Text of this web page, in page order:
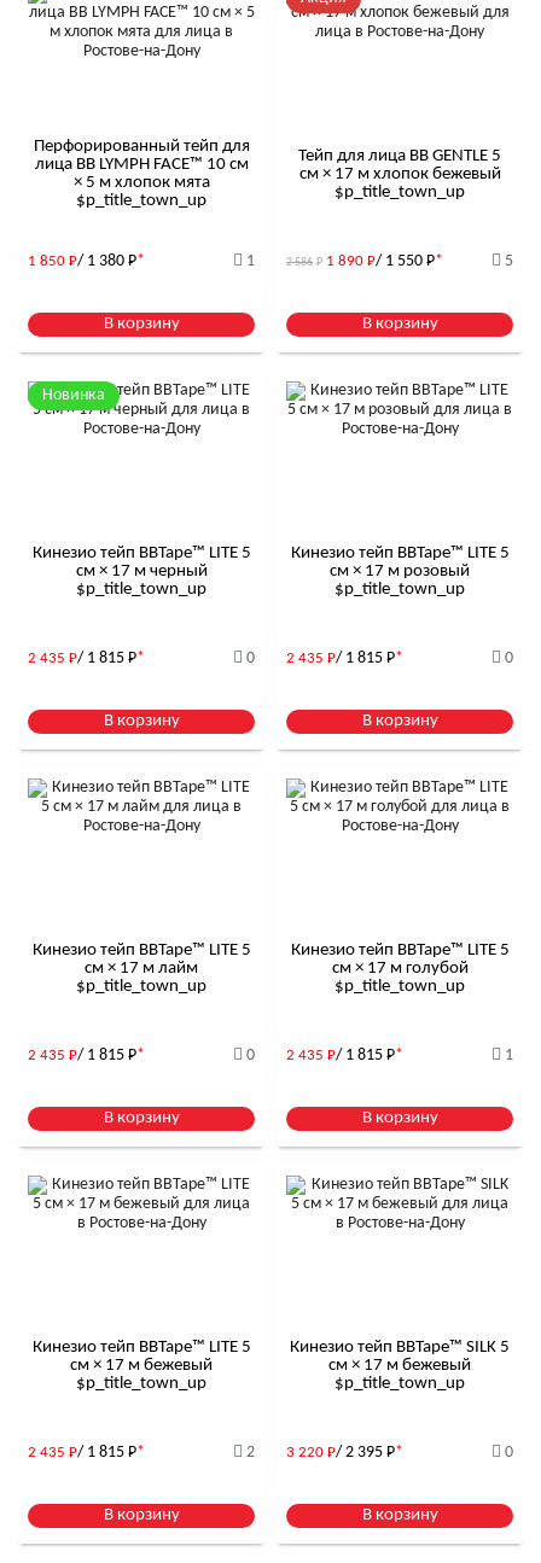
Перфорированный тейп для
лица BB LYMPH FACE™ 10 см
× 5 м хлопок мята
$р_title_town_up
1 850 Р/ 1 380 Р* 1
В корзину
Тейп для лица BB GENTLE 5
см × 17 м хлопок бежевый
$р_title_town_up
2 586 Р 1 890 Р/ 1 550 Р* 5
В корзину
Новинка
Кинезио тейп BBTape™ LITE 5
см × 17 м черный
$р_title_town_up
2 435 Р/ 1 815 Р* 0
В корзину
Кинезио тейп BBTape™ LITE 5
см × 17 м розовый
$р_title_town_up
2 435 Р/ 1 815 Р* 0
В корзину
Кинезио тейп BBTape™ LITE 5
см × 17 м лайм
$р_title_town_up
2 435 Р/ 1 815 Р* 0
В корзину
Кинезио тейп BBTape™ LITE 5
см × 17 м голубой
$р_title_town_up
2 435 Р/ 1 815 Р* 1
В корзину
Кинезио тейп BBTape™ LITE 5
см × 17 м бежевый
$р_title_town_up
2 435 Р/ 1 815 Р* 2
В корзину
Кинезио тейп BBTape™ SILK 5
см × 17 м бежевый
$р_title_town_up
3 220 Р/ 2 395 Р* 0
В корзину